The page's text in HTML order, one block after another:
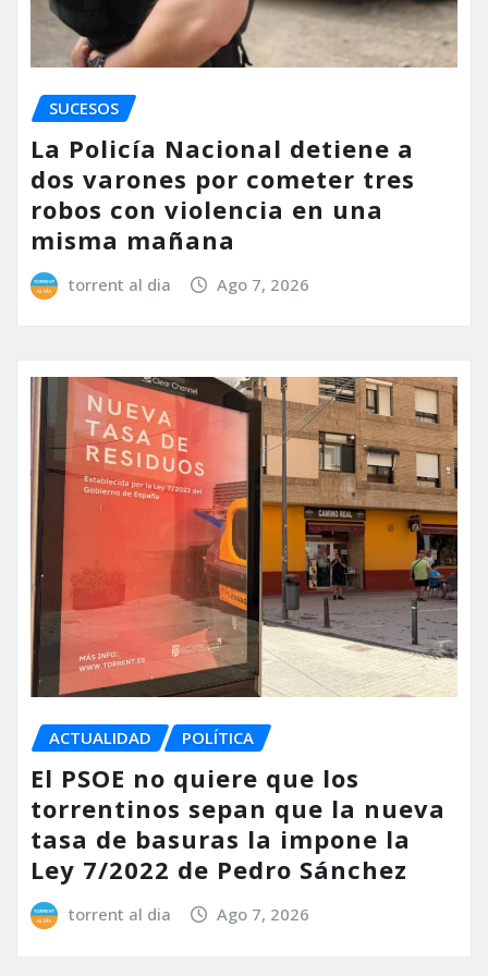
SUCESOS
La Policía Nacional detiene a
dos varones por cometer tres
robos con violencia en una
misma mañana
torrent al dia Ago 7, 2026
ACTUALIDAD POLÍTICA
El PSOE no quiere que los
torrentinos sepan que la nueva
tasa de basuras la impone la
Ley 7/2022 de Pedro Sánchez
torrent al dia Ago 7, 2026